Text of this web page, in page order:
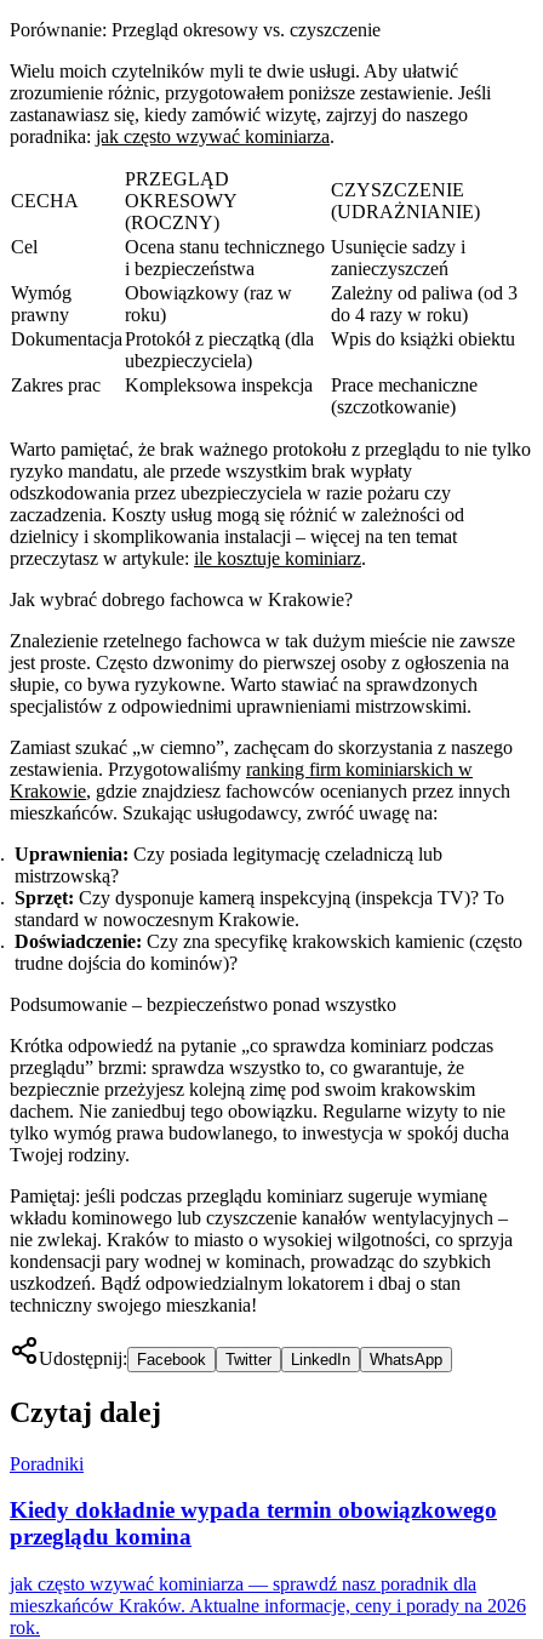
Porównanie: Przegląd okresowy vs. czyszczenie
Wielu moich czytelników myli te dwie usługi. Aby ułatwić
zrozumienie różnic, przygotowałem poniższe zestawienie. Jeśli
zastanawiasz się, kiedy zamówić wizytę, zajrzyj do naszego
poradnika: jak często wzywać kominiarza.
CECHA
PRZEGLĄD
OKRESOWY
(ROCZNY)
CZYSZCZENIE
(UDRAŻNIANIE)
Cel
Ocena stanu technicznego
i bezpieczeństwa
Usunięcie sadzy i
zanieczyszczeń
Wymóg
prawny
Obowiązkowy (raz w
roku)
Zależny od paliwa (od 3
do 4 razy w roku)
DokumentacjaProtokół z pieczątką (dla
ubezpieczyciela)
Wpis do książki obiektu
Zakres prac Kompleksowa inspekcja
Prace mechaniczne
(szczotkowanie)
Warto pamiętać, że brak ważnego protokołu z przeglądu to nie tylko
ryzyko mandatu, ale przede wszystkim brak wypłaty
odszkodowania przez ubezpieczyciela w razie pożaru czy
zaczadzenia. Koszty usług mogą się różnić w zależności od
dzielnicy i skomplikowania instalacji – więcej na ten temat
przeczytasz w artykule: ile kosztuje kominiarz.
Jak wybrać dobrego fachowca w Krakowie?
Znalezienie rzetelnego fachowca w tak dużym mieście nie zawsze
jest proste. Często dzwonimy do pierwszej osoby z ogłoszenia na
słupie, co bywa ryzykowne. Warto stawiać na sprawdzonych
specjalistów z odpowiednimi uprawnieniami mistrzowskimi.
Zamiast szukać „w ciemno”, zachęcam do skorzystania z naszego
zestawienia. Przygotowaliśmy ranking firm kominiarskich w
Krakowie, gdzie znajdziesz fachowców ocenianych przez innych
mieszkańców. Szukając usługodawcy, zwróć uwagę na:
Uprawnienia: Czy posiada legitymację czeladniczą lub
mistrzowską?
Sprzęt: Czy dysponuje kamerą inspekcyjną (inspekcja TV)? To
standard w nowoczesnym Krakowie.
Doświadczenie: Czy zna specyfikę krakowskich kamienic (często
trudne dojścia do kominów)?
Podsumowanie – bezpieczeństwo ponad wszystko
Krótka odpowiedź na pytanie „co sprawdza kominiarz podczas
przeglądu” brzmi: sprawdza wszystko to, co gwarantuje, że
bezpiecznie przeżyjesz kolejną zimę pod swoim krakowskim
dachem. Nie zaniedbuj tego obowiązku. Regularne wizyty to nie
tylko wymóg prawa budowlanego, to inwestycja w spokój ducha
Twojej rodziny.
Pamiętaj: jeśli podczas przeglądu kominiarz sugeruje wymianę
wkładu kominowego lub czyszczenie kanałów wentylacyjnych –
nie zwlekaj. Kraków to miasto o wysokiej wilgotności, co sprzyja
kondensacji pary wodnej w kominach, prowadząc do szybkich
uszkodzeń. Bądź odpowiedzialnym lokatorem i dbaj o stan
techniczny swojego mieszkania!
Udostępnij: Facebook Twitter LinkedIn WhatsApp
Czytaj dalej
Poradniki
Kiedy dokładnie wypada termin obowiązkowego
przeglądu komina
jak często wzywać kominiarza — sprawdź nasz poradnik dla
mieszkańców Kraków. Aktualne informacje, ceny i porady na 2026
rok.